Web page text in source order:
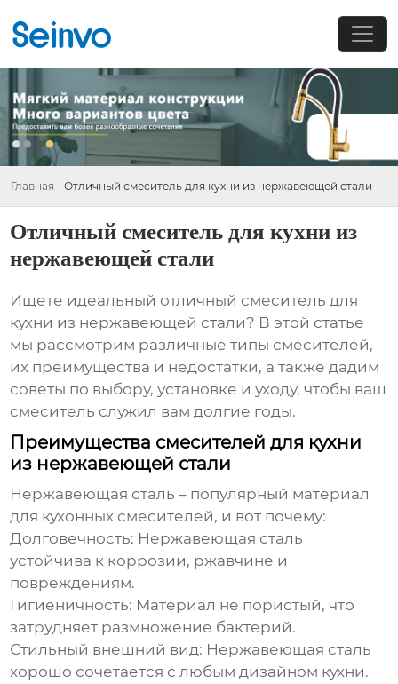
Главная - Отличный смеситель для кухни из нержавеющей стали
Отличный смеситель для кухни из
нержавеющей стали
Ищете идеальный отличный смеситель для
кухни из нержавеющей стали? В этой статье
мы рассмотрим различные типы смесителей,
их преимущества и недостатки, а также дадим
советы по выбору, установке и уходу, чтобы ваш
смеситель служил вам долгие годы.
Преимущества смесителей для кухни
из нержавеющей стали
Нержавеющая сталь – популярный материал
для кухонных смесителей, и вот почему:
Долговечность: Нержавеющая сталь
устойчива к коррозии, ржавчине и
повреждениям.
Гигиеничность: Материал не пористый, что
затрудняет размножение бактерий.
Стильный внешний вид: Нержавеющая сталь
хорошо сочетается с любым дизайном кухни.